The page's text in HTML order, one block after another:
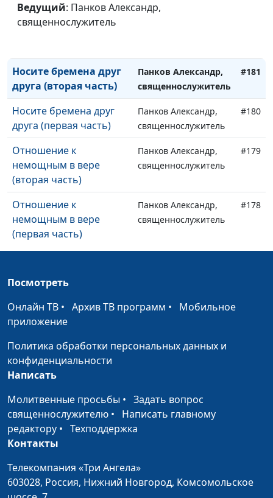
Ведущий: Панков Александр,
священнослужитель
Соответствующее
служение (первая
Панков Александр,
Носите бремена друг
друга (вторая часть)
Панков Александр,
священнослужитель
#181
Носите бремена друг
друга (первая часть)
Панков Александр,
священнослужитель
#180
Отношение к
немощным в вере
(вторая часть)
Панков Александр,
священнослужитель
#179
Отношение к
немощным в вере
(первая часть)
Панков Александр,
священнослужитель
#178
часть)
священнослужитель
граждане
священнослужитель
Его подобие
Тело Христа
Панков Александр,
часть)
священнослужитель
Посмотреть
Онлайн ТВ • Архив ТВ программ • Мобильное
приложение
Политика обработки персональных данных и
конфиденциальности
Написать
Молитвенные просьбы • Задать вопрос
священнослужителю • Написать главному
редактору • Техподдержка
Контакты
Телекомпания «Три Ангела»
603028, Россия, Нижний Новгород, Комсомольское